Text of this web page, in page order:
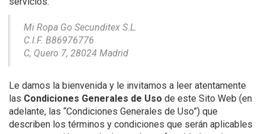
Mi Ropa Go Secunditex S.L.
C.I.F. B86976776
C, Quero 7, 28024 Madrid
Le damos la bienvenida y le invitamos a leer atentamente
las Condiciones Generales de Uso de este Sito Web (en
adelante, las “Condiciones Generales de Uso”) que
describen los términos y condiciones que serán aplicables